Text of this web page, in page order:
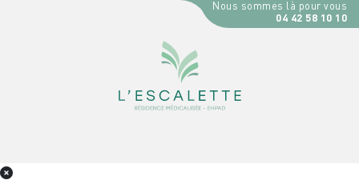
Nous sommes là pour vous
04 42 58 10 10